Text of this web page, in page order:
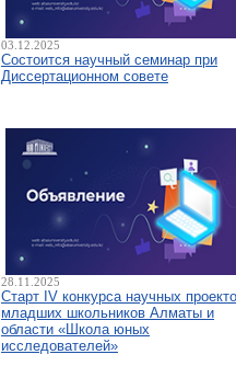
03.12.2025
Состоится научный семинар при
Диссертационном совете
28.11.2025
Старт IV конкурса научных
младших школьников Алматы и
области «Школа юных
исследователей»